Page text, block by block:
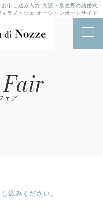
お申し込み入力 大阪・泉佐野の結婚式
ィラノッツェ オーシャンポートサイド
ェア
込みください。